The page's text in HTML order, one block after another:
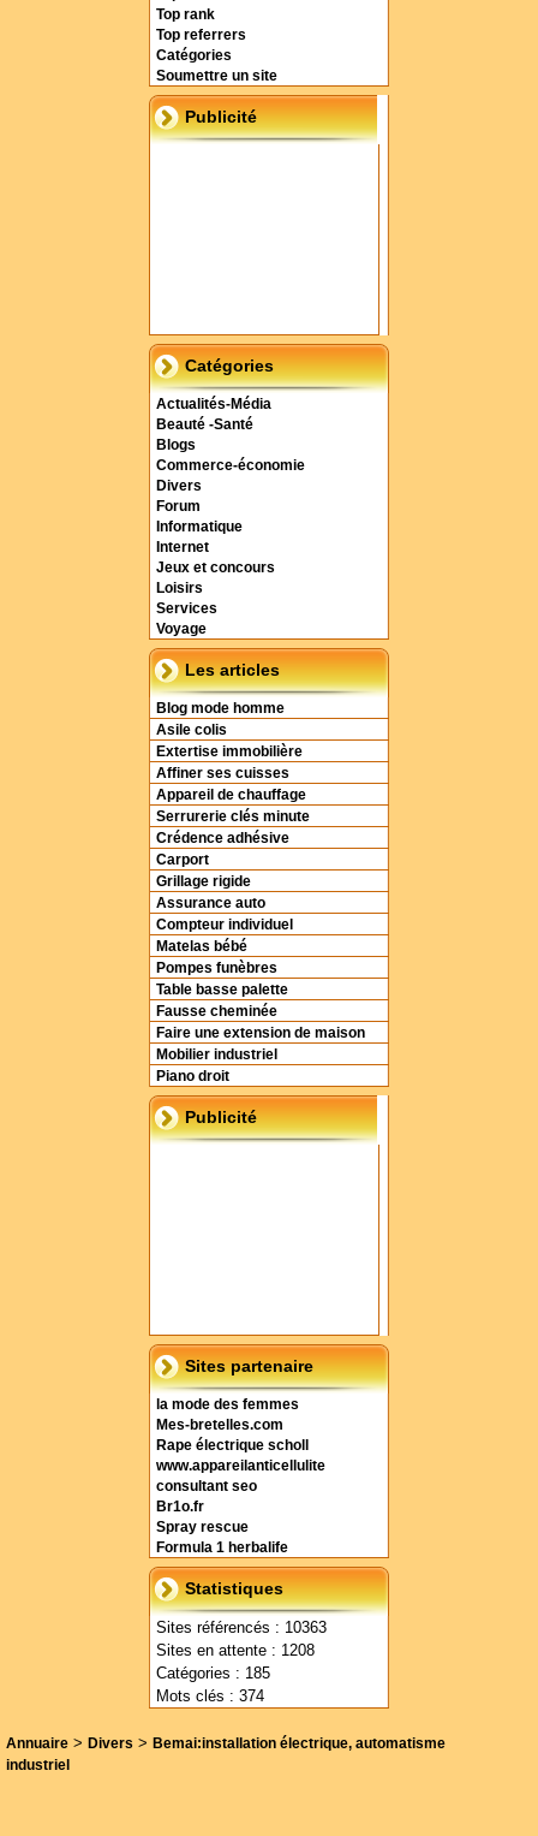
Top rank
Top referrers
Catégories
Soumettre un site
Publicité
Catégories
Actualités-Média
Beauté -Santé
Blogs
Commerce-économie
Divers
Forum
Informatique
Internet
Jeux et concours
Loisirs
Services
Voyage
Les articles
Blog mode homme
Asile colis
Extertise immobilière
Affiner ses cuisses
Appareil de chauffage
Serrurerie clés minute
Crédence adhésive
Carport
Grillage rigide
Assurance auto
Compteur individuel
Matelas bébé
Pompes funèbres
Table basse palette
Fausse cheminée
Faire une extension de maison
Mobilier industriel
Piano droit
Publicité
Sites partenaire
la mode des femmes
Mes-bretelles.com
Rape électrique scholl
www.appareilanticellulite
consultant seo
Br1o.fr
Spray rescue
Formula 1 herbalife
Statistiques
Sites référencés : 10363
Sites en attente : 1208
Catégories : 185
Mots clés : 374
Annuaire > Divers > Bemai:installation électrique, automatisme
industriel